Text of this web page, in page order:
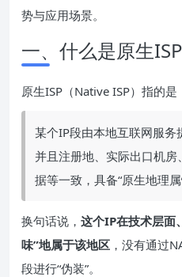
势与应用场景。
一、什么是原生
原生ISP（Native ISP）指的是
某个IP段由本地互联网服务
并且注册地、实际出口机房
据等一致，具备“原生地理属
换句话说， 这个IP在技术层面
味”地属于该地区 ，没有通过
段进行“伪装”。